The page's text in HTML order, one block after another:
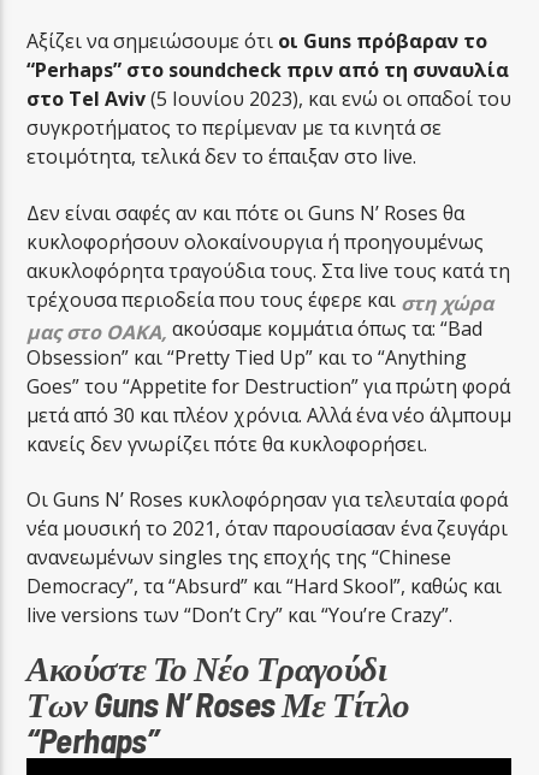
Αξίζει να σημειώσουμε ότι οι Guns πρόβαραν το
“Perhaps” στο soundcheck πριν από τη συναυλία
στο Tel Aviv(5 Ιουνίου 2023), και ενώ οι οπαδοί του
συγκροτήματος το περίμεναν με τα κινητά σε
ετοιμότητα, τελικά δεν το έπαιξαν στο live.
Δεν είναι σαφές αν και πότε οι Guns N’ Roses θα
κυκλοφορήσουν ολοκαίνουργια ή προηγουμένως
ακυκλοφόρητα τραγούδια τους. Στα live τους κατά τη
τρέχουσα περιοδεία που τους έφερε και στη χώρα
μας στο ΟΑΚΑ, ακούσαμε κομμάτια όπως τα: “Bad
Obsession” και “Pretty Tied Up” και το “Anything
Goes” του “Appetite for Destruction” για πρώτη φορά
μετά από 30 και πλέον χρόνια. Αλλά ένα νέο άλμπουμ
κανείς δεν γνωρίζει πότε θα κυκλοφορήσει.
Οι Guns N’ Roses κυκλοφόρησαν για τελευταία φορά
νέα μουσική το 2021, όταν παρουσίασαν ένα ζευγάρι
ανανεωμένων singles της εποχής της “Chinese
Democracy”, τα “Absurd” και “Hard Skool”, καθώς και
live versions των “Don’t Cry” και “You’re Crazy”.
Ακούστε Το Νέο Τραγούδι
Των Guns N’ Roses Με Τίτλο
“Perhaps”